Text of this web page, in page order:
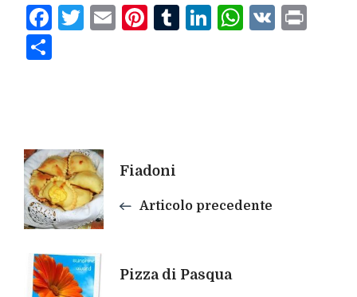
Facebook
Twitter
EmailPinterest
Tumblr
LinkedIn
VK
Navigazione
articoli
Fiadoni
Articolo precedente
Pizza di Pasqua